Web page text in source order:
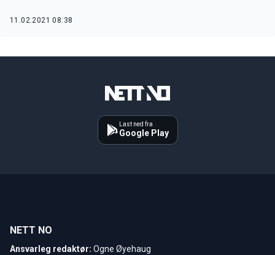
11.02.2021 08:38
Last ned fra
Google Play
NETT NO
Ansvarleg redaktør: Ogne Øyehaug